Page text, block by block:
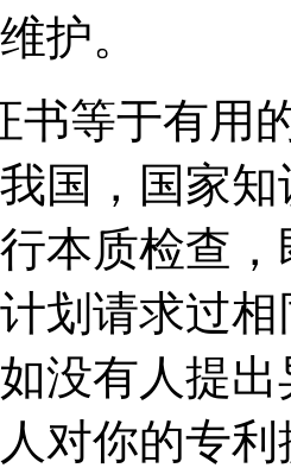
护。
书等于有用
国，国家
本质检查
划请求过
没有人提
对你的专